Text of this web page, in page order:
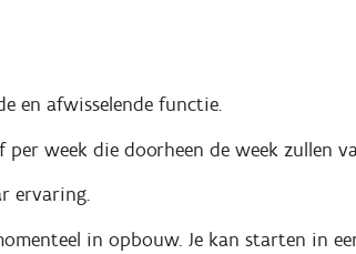
en afwisselende functie.
per week die doorheen de week zullen
ervaring.
in opbouw. Je kan starten in